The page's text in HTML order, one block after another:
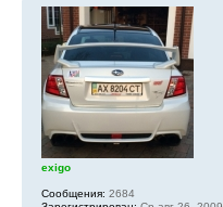
exigo
Сообщения: 2684